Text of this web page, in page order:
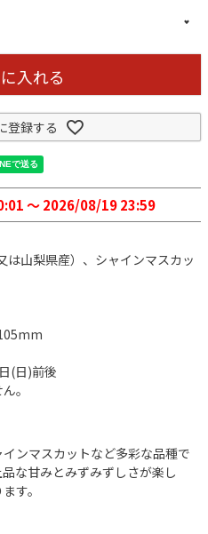
入れる
登録する
〜 2026/08/19 23:59
山梨県産）、シャインマスカッ
(日)前後
。
ンマスカットなど多彩な品種で
な甘みとみずみずしさが楽し
す。